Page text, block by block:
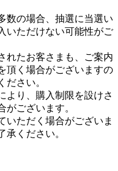
数の場合、抽選に当選い
いただけない可能性がご
れたお客さまも、ご案内
頂く場合がございますの
ださい。
より、購入制限を設けさ
がございます。
いただく場合がございま
承ください。